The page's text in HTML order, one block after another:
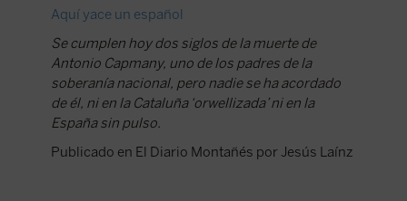
Aquí yace un español
Se cumplen hoy dos siglos de la muerte de
Antonio Capmany, uno de los padres de la
soberanía nacional, pero nadie se ha acordado
de él, ni en la Cataluña ‘orwellizada’ ni en la
España sin pulso.
Publicado en El Diario Montañés por Jesús Laínz